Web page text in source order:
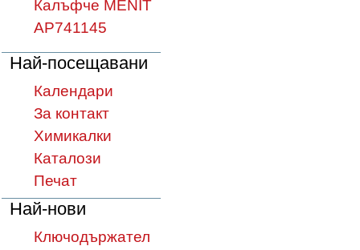
Калъфче MENIT
AP741145
Най-посещавани
Календари
За контакт
Химикалки
Каталози
Печат
Най-нови
Ключодържател